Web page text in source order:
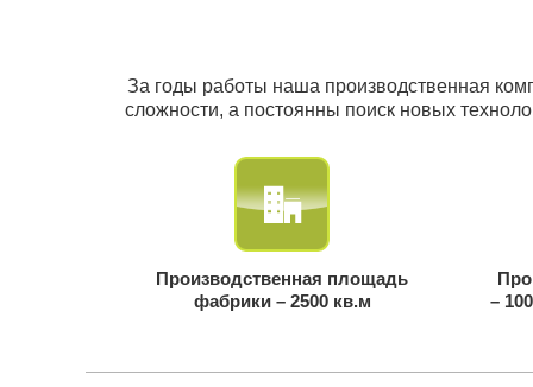
За годы работы наша производственная
сложности, а постоянны поиск новых
Производственная площадь
фабрики – 2500 кв.м
–